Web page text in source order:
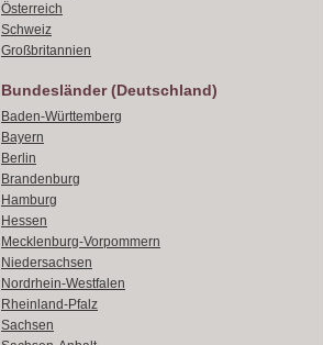
Österreich
Schweiz
Großbritannien
Bundesländer (Deutschland)
Baden-Württemberg
Bayern
Berlin
Brandenburg
Hamburg
Hessen
Mecklenburg-Vorpommern
Niedersachsen
Nordrhein-Westfalen
Rheinland-Pfalz
Sachsen